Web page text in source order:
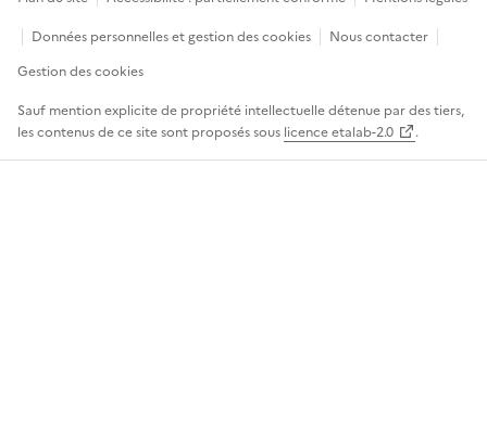
Données personnelles et gestion des cookies
Nous contacter
Gestion des cookies
Sauf mention explicite de propriété intellectuelle détenue par des tiers,
les contenus de ce site sont proposés sous licence etalab-2.0 .